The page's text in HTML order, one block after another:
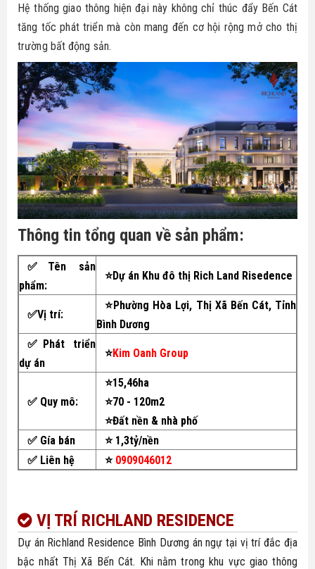
Hệ thống giao thông hiện đại này không chỉ thúc đẩy Bến Cát
tăng tốc phát triển mà còn mang đến cơ hội rộng mở cho thị
trường bất động sản.
Thông tin tổng quan về sản phẩm:
✅Tên sản
phẩm:
⭐Dự án Khu đô thị Rich Land Risedence
✅Vị trí:
⭐Phường Hòa Lợi, Thị Xã Bến Cát, Tỉnh
Bình Dương
✅Phát triển
dự án
⭐Kim Oanh Group
✅ Quy mô:
⭐15,46ha
⭐70 - 120m2
⭐Đất nền & nhà phố
✅ Gía bán
⭐ 1,3tỷ/nền
✅ Liên hệ
⭐ 0909046012
VỊ TRÍ RICHLAND RESIDENCE
Dự án Richland Residence Bình Dương án ngự tại vị trí đắc địa
bậc nhất Thị Xã Bến Cát. Khi nằm trong khu vực giao thông